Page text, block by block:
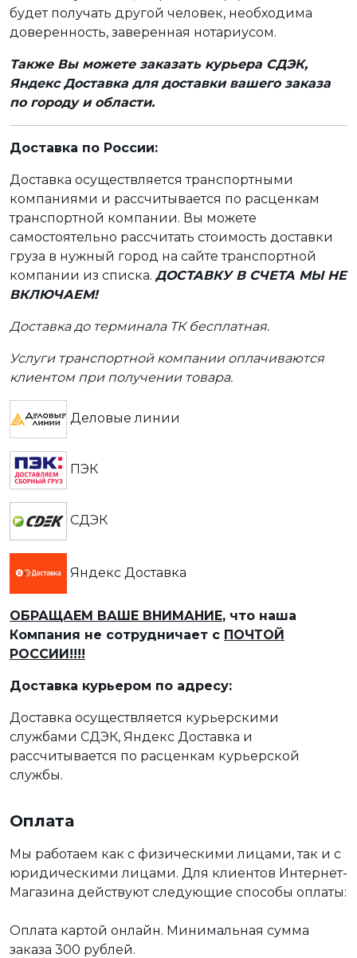
будет получать другой человек, необходима
доверенность, заверенная нотариусом.
Также Вы можете заказать курьера СДЭК,
Яндекс Доставка для доставки вашего заказа
по городу и области.
Доставка по России:
Доставка осуществляется транспортными
компаниями и рассчитывается по расценкам
транспортной компании. Вы можете
самостоятельно рассчитать стоимость доставки
груза в нужный город на сайте транспортной
компании из списка. ДОСТАВКУ В СЧЕТА МЫ НЕ
ВКЛЮЧАЕМ!
Доставка до терминала ТК бесплатная.
Услуги транспортной компании оплачиваются
клиентом при получении товара.
Деловые линии
ПЭК
СДЭК
Яндекс Доставка
ОБРАЩАЕМ ВАШЕ ВНИМАНИЕ, что наша
Компания не сотрудничает с ПОЧТОЙ
РОССИИ!!!!
Доставка курьером по адресу:
Доставка осуществляется курьерскими
службами СДЭК, Яндекс Доставка и
рассчитывается по расценкам курьерской
службы.
Оплата
Мы работаем как с физическими лицами, так и с
юридическими лицами. Для клиентов Интернет-
Магазина действуют следующие способы оплаты:
Оплата картой онлайн. Минимальная сумма
заказа 300 рублей.